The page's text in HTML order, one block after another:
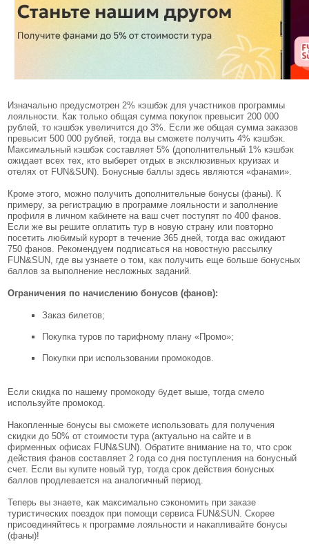
Изначально предусмотрен 2% кэшбэк для участников программы
лояльности. Как только общая сумма покупок превысит 200 000
рублей, то кэшбэк увеличится до 3%. Если же общая сумма заказов
превысит 500 000 рублей, тогда вы сможете получить 4% кэшбэк.
Максимальный кэшбэк составляет 5% (дополнительный 1% кэшбэк
ожидает всех тех, кто выберет отдых в эксклюзивных круизах и
отелях от FUN&SUN). Бонусные баллы здесь являются «фанами».
Кроме этого, можно получить дополнительные бонусы (фаны). К
примеру, за регистрацию в программе лояльности и заполнение
профиля в личном кабинете на ваш счет поступят по 400 фанов.
Если же вы решите оплатить тур в новую страну или повторно
посетить любимый курорт в течение 365 дней, тогда вас ожидают
750 фанов. Рекомендуем подписаться на новостную рассылку
FUN&SUN, где вы узнаете о том, как получить еще больше бонусных
баллов за выполнение несложных заданий.
Ограничения по начислению бонусов (фанов):
Заказ билетов;
Покупка туров по тарифному плану «Промо»;
Покупки при использовании промокодов.
Если скидка по нашему промокоду будет выше, тогда смело
используйте промокод.
Накопленные бонусы вы сможете использовать для получения
скидки до 50% от стоимости тура (актуально на сайте и в
фирменных офисах FUN&SUN). Обратите внимание на то, что срок
действия фанов составляет 2 года со дня поступления на бонусный
счет. Если вы купите новый тур, тогда срок действия бонусных
баллов продлевается на аналогичный период.
Теперь вы знаете, как максимально сэкономить при заказе
туристических поездок при помощи сервиса FUN&SUN. Скорее
присоединяйтесь к программе лояльности и накапливайте бонусы
(фаны)!